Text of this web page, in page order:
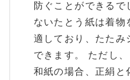
防ぐことができる
ないたとう紙は着物
適しており、たたみ
できます。 ただし
和紙の場合、正絹と